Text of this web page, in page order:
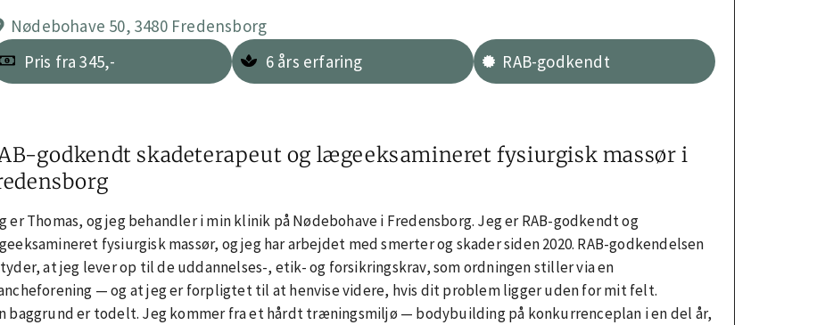
Nødebohave 50, 3480 Fredensborg
Pris fra 345,-
6 års erfaring RAB-godkendt
godkendt skadeterapeut og lægeeksamineret fysiurgisk massør i
er Thomas, og jeg behandler i min klinik på Nødebohave i Fredensborg. Jeg er RAB-godkendt og
fysiurgisk massør, og jeg har arbejdet med smerter og skader siden 2020. RAB-godkendelsen
at jeg lever op til de uddannelses-, etik- og forsikringskrav, som ordningen stiller via en
— og at jeg er forpligtet til at henvise videre, hvis dit problem ligger uden for mit felt.
baggrund er todelt. Jeg kommer fra et hårdt træningsmiljø — bodybuilding på konkurrenceplan i en del år,